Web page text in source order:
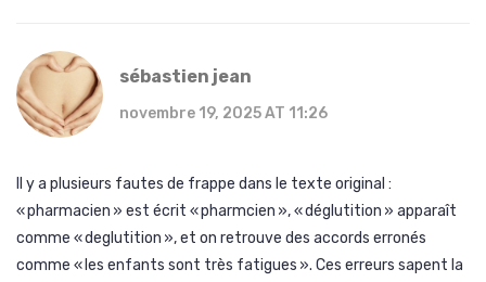
sébastien jean
novembre 19, 2025 AT 11:26
Il y a plusieurs fautes de frappe dans le texte original :
« pharmacien » est écrit « pharmcien », « déglutition » apparaît
comme « deglutition », et on retrouve des accords erronés
comme « les enfants sont très fatigues ». Ces erreurs sapent la